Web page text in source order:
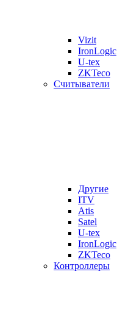
Vizit
IronLogic
U-tex
ZKTeco
Считыватели
Другие
ITV
Atis
Satel
U-tex
IronLogic
ZKTeco
Контроллеры